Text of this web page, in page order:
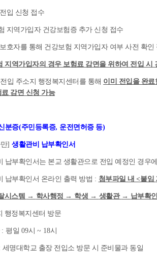
입 신청 접수
지역가입자 건강보험증 추가 신청 접수
호자를 통해 건강보험 지역가입자 여부 사전 확인
지역가입자의 경우 보험료 감면을 위하여 전입 시
전입 주소지 행정복지센터를 통해 이미 전입을 완
료 감면 신청 가능
분증(주민등록증, 운전면허증 등)
] 생활관비 납부확인서
납부확인서는 본교 생활관으로 전입 예정인 경우
납부확인서 온라인 출력 방법 : 첨부파일 내 <붙임
시스템 → 학사행정 → 학생 → 생활관 → 납부확
행정복지센터 방문
: 평일 09시 ~ 18시
세명대학교 출장 전입소 방문 시 준비물과 동일